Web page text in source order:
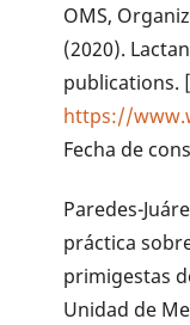
OMS,
(2020).
publications.
https://
Fecha de
Paredes-
práctica
primigestas
Unidad de